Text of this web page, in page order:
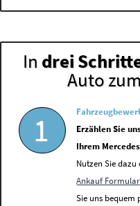
In drei
Auto
1
Erzählen Sie
Ihrem
Nutzen Sie
Ankauf Formular
Sie uns bequem